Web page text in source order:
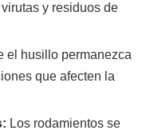
y residuos de
el husillo permanezca
que afecten la
Los rodamientos se